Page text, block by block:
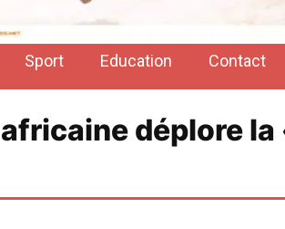
Sport Education Contact
déplore